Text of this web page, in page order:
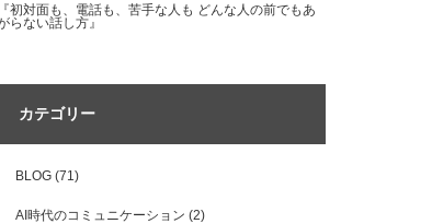
『初対面も、電話も、苦手な人も どんな人の前でもあ
らない話し方』
カテゴリー
BLOG (71)
AI時代のコミュニケーション (2)